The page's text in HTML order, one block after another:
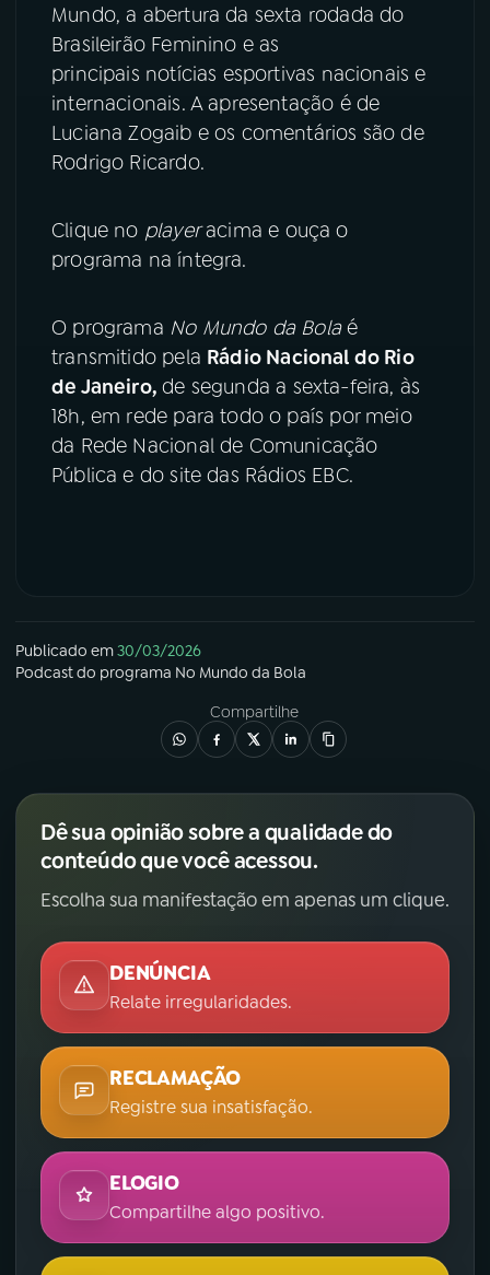
YouTube Facebook
Instagram X
TikTok
Mundo, a abertura da sexta rodada do
Brasileirão Feminino e as
principais notícias esportivas nacionais e
internacionais. A apresentação é de
Luciana Zogaib e os comentários são de
Rodrigo Ricardo.
Clique no playeracima e ouça o
programa na íntegra.
O programa No Mundo da Bolaé
transmitido pela Rádio Nacional do Rio
de Janeiro,de segunda a sexta-feira, às
18h, em rede para todo o país por meio
da Rede Nacional de Comunicação
Pública e do site das Rádios EBC.
Publicado em30/03/2026
Podcastdo programa No Mundo da Bola
Compartilhe
Dê sua opinião sobre a qualidade do
conteúdo que você acessou.
Escolha sua manifestação em apenas um clique.
DENÚNCIA
Relate irregularidades.
RECLAMAÇÃO
Registre sua insatisfação.
ELOGIO
Compartilhe algo positivo.